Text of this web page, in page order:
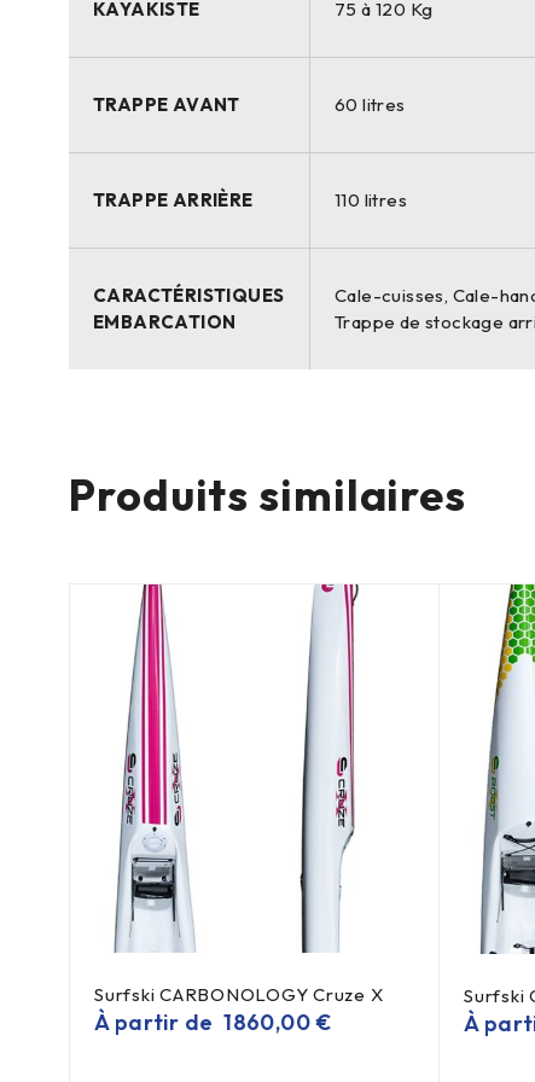
KAYAKISTE 75 à 120 Kg
TRAPPE AVANT 60 litres
TRAPPE ARRIÈRE 110 litres
CARACTÉRISTIQUES
EMBARCATION
Cale-cuisses, Cale-
Trappe de stockage
Produits similaires
Surfski CARBONOLOGY Cruze X
À partir de1860,00€
Surfski
À